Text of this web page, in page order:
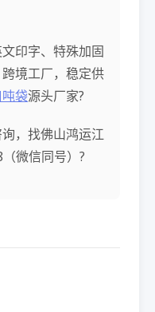
印字、特殊加固
境工厂，稳定供
袋源头厂家?
，找佛山鸿运江
微信同号）?